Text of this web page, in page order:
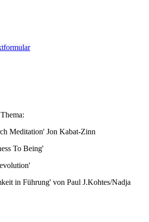
Meditation' Jon Kabat-Zinn
To Being'
in Führung' von Paul J.Kohtes/Nadja